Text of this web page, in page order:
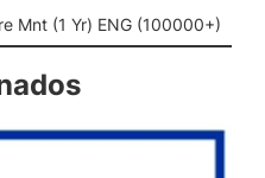
Mnt (1 Yr) ENG (100000+)